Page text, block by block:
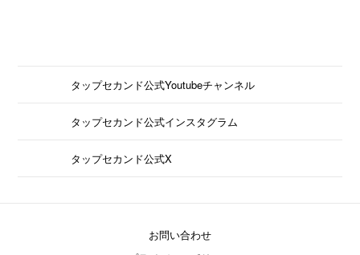
タップセカンド公式Youtubeチャンネル
タップセカンド公式インスタグラム
タップセカンド公式X
お問い合わせ